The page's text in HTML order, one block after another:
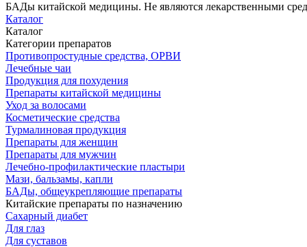
БАДы китайской медицины. Не являются лекарственными
Каталог
Каталог
Категории препаратов
Противопростудные средства, ОРВИ
Лечебные чаи
Продукция для похудения
Препараты китайской медицины
Уход за волосами
Косметические средства
Турмалиновая продукция
Препараты для женщин
Препараты для мужчин
Лечебно-профилактические пластыри
Мази, бальзамы, капли
БАДы, общеукрепляющие препараты
Китайские препараты по назначению
Cахарный диабет
Для глаз
Для суставов